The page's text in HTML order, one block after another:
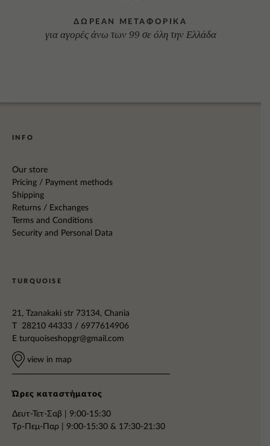
ΔΩΡΕΑΝ ΜΕΤΑΦΟΡΙΚΑ
για αγορές άνω των 99 σε όλη την Ελλάδα
INFO
Our store
Pricing / Payment methods
Shipping
Returns / Exchanges
Terms and Conditions
Security and Personal Data
TURQUOISE
21, Tzanakaki str 73134, Chania
T 28210 44333 / 6977614906
E turquoiseshopgr@gmail.com
view in map
Ώρες καταστήματος
Δευτ-Τετ-Σαβ | 9:00-15:30
Tρ-Πεμ-Παρ | 9:00-15:30 & 17:30-21:30